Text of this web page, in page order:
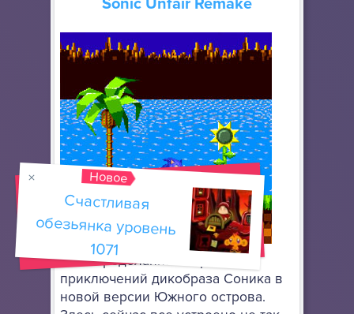
Sonic Unfair Remake
Это переделанная версия
приключений дикобраза Соника в
новой версии Южного острова.
Новое
Счастливая
обезьянка уровень
1071